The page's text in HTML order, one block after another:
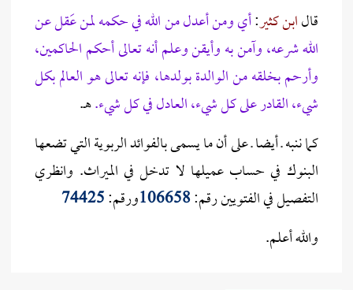
قالابن كثير:أي ومن أعدل من الله في حكمه لمن عَقل عن
الله شرعه، وآمن به وأيقن وعلم أنه تعالى أحكم الحاكمين،
وأرحم بخلقه من الوالدة بولدها، فإنه تعالى هو العالم بكل
شيء، القادر على كل شيء، العادل في كل شيء.هـ.
كما ننبه ـ أيضا ـ على أن ما يسمى بالفوائد الربوية التي تضعها
البنوك في حساب عميلها لا تدخل في الميراث. وانظري
التفصيل في الفتويين رقم:106658ورقم:74425
والله أعلم.